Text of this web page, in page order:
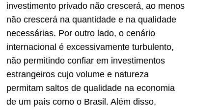
investimento privado não crescerá, ao menos
não crescerá na quantidade e na qualidade
necessárias. Por outro lado, o cenário
internacional é excessivamente turbulento,
não permitindo confiar em investimentos
estrangeiros cujo volume e natureza
permitam saltos de qualidade na economia
de um país como o Brasil. Além disso,